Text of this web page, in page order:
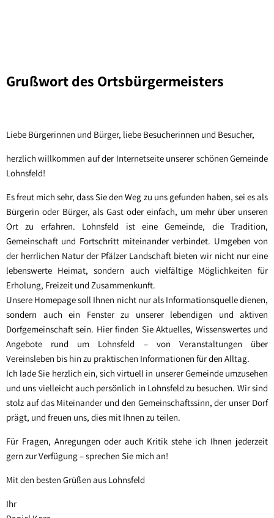
Gemeinderat
Ortsrecht
Öffentliche
Baugebiete
Abfallwirtschaft
OG
Grußwort des Ortsbürgermeisters
Liebe Bürgerinnen und Bürger, liebe Besucherinnen und Besucher,
herzlich willkommen auf der Internetseite unserer schönen Gemeinde
Lohnsfeld!
Es freut mich sehr, dass Sie den Weg zu uns gefunden haben, sei es als
Bürgerin oder Bürger, als Gast oder einfach, um mehr über unseren
Ort zu erfahren. Lohnsfeld ist eine Gemeinde, die Tradition,
Gemeinschaft und Fortschritt miteinander verbindet. Umgeben von
der herrlichen Natur der Pfälzer Landschaft bieten wir nicht nur eine
lebenswerte Heimat, sondern auch vielfältige Möglichkeiten für
Erholung, Freizeit und Zusammenkunft.
Unsere Homepage soll Ihnen nicht nur als Informationsquelle dienen,
sondern auch ein Fenster zu unserer lebendigen und aktiven
Dorfgemeinschaft sein. Hier finden Sie Aktuelles, Wissenswertes und
Angebote rund um Lohnsfeld – von Veranstaltungen über
Vereinsleben bis hin zu praktischen Informationen für den Alltag.
Ich lade Sie herzlich ein, sich virtuell in unserer Gemeinde umzusehen
und uns vielleicht auch persönlich in Lohnsfeld zu besuchen. Wir sind
stolz auf das Miteinander und den Gemeinschaftssinn, der unser Dorf
prägt, und freuen uns, dies mit Ihnen zu teilen.
Für Fragen, Anregungen oder auch Kritik stehe ich Ihnen jederzeit
gern zur Verfügung – sprechen Sie mich an!
Mit den besten Grüßen aus Lohnsfeld
Ihr